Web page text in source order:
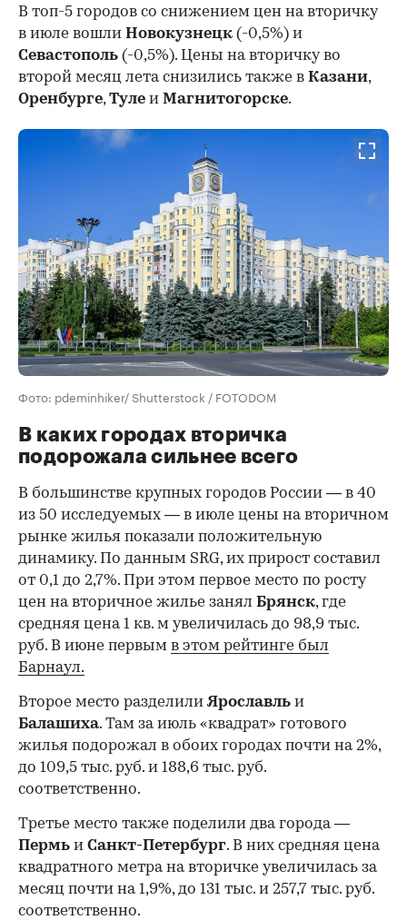
В топ-5 городов со снижением цен на вторичку
в июле вошли Новокузнецк (-0,5%) и
Севастополь (-0,5%). Цены на вторичку во
второй месяц лета снизились также в Казани,
Оренбурге,Туле и Магнитогорске.
Фото: pdeminhiker/ Shutterstock / FOTODOM
В каких городах вторичка
подорожала сильнее всего
В большинстве крупных городов России — в 40
из 50 исследуемых — в июле цены на вторичном
рынке жилья показали положительную
динамику. По данным SRG, их прирост составил
от 0,1 до 2,7%. При этом первое место по росту
цен на вторичное жилье занял Брянск, где
средняя цена 1 кв. м увеличилась до 98,9 тыс.
руб. В июне первым в этом рейтинге был
Барнаул.
Второе место разделилиЯрославль и
Балашиха. Там за июль «квадрат» готового
жилья подорожал в обоих городах почти на 2%,
до 109,5 тыс. руб. и 188,6 тыс. руб.
соответственно.
Третье место также поделили два города —
Пермь и Санкт-Петербург. В них средняя цена
квадратного метра на вторичке увеличилась за
месяц почти на 1,9%, до 131 тыс. и 257,7 тыс. руб.
соответственно.